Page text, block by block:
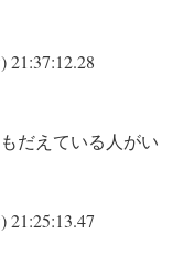
21:37:12.28
だえている人がい
21:25:13.47